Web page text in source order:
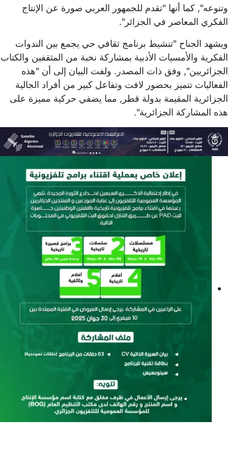
وتنوعه", كما أنها "تقدم للجمهور العربي صورة عن الإنتاج
الفكري المعاصر في الجزائر".
ويشهد الجناح "تنشيط برنامج ثقافي حي يجمع بين الندوات
الفكرية والأمسيات الأدبية بمشاركة نخبة من المثقفين والكتاب
الجزائريين", وفق ذات المصدر. ولفت البيان إلى أن "هذه
الفعاليات تتميز بحضور لافت وتفاعل كبير من أفراد الجالية
الجزائرية المقيمة بدولة قطر, مما يضفي حركية مميزة على
هذه المشاركة الجزائرية".